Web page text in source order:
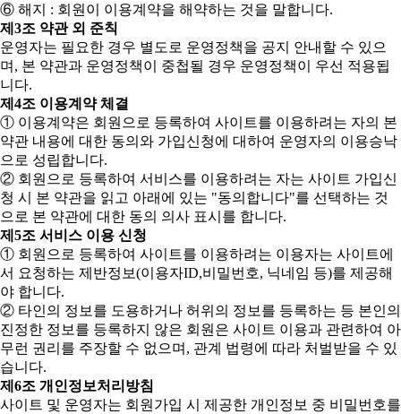
⑥ 해지 : 회원이 이용계약을 해약하는 것을 말합니다.
제3조 약관 외 준칙
운영자는 필요한 경우 별도로 운영정책을 공지 안내할 수 있으
며, 본 약관과 운영정책이 중첩될 경우 운영정책이 우선 적용됩
니다.
제4조 이용계약 체결
① 이용계약은 회원으로 등록하여 사이트를 이용하려는 자의 본
약관 내용에 대한 동의와 가입신청에 대하여 운영자의 이용승낙
으로 성립합니다.
② 회원으로 등록하여 서비스를 이용하려는 자는 사이트 가입신
청 시 본 약관을 읽고 아래에 있는 "동의합니다"를 선택하는 것
으로 본 약관에 대한 동의 의사 표시를 합니다.
제5조 서비스 이용 신청
① 회원으로 등록하여 사이트를 이용하려는 이용자는 사이트에
서 요청하는 제반정보(이용자ID,비밀번호, 닉네임 등)를 제공해
야 합니다.
② 타인의 정보를 도용하거나 허위의 정보를 등록하는 등 본인의
진정한 정보를 등록하지 않은 회원은 사이트 이용과 관련하여 아
무런 권리를 주장할 수 없으며, 관계 법령에 따라 처벌받을 수 있
습니다.
제6조 개인정보처리방침
사이트 및 운영자는 회원가입 시 제공한 개인정보 중 비밀번호를